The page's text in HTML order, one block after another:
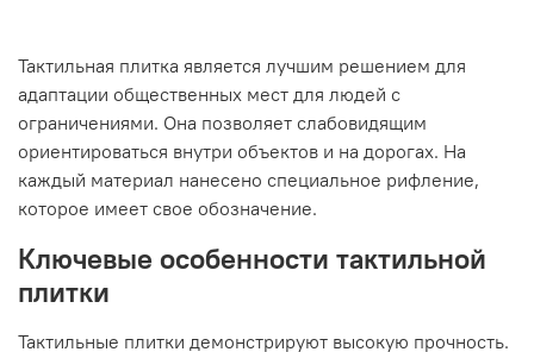
Тактильная плитка является лучшим решением для
адаптации общественных мест для людей с
ограничениями. Она позволяет слабовидящим
ориентироваться внутри объектов и на дорогах. На
каждый материал нанесено специальное рифление,
которое имеет свое обозначение.
Ключевые особенности тактильной
плитки
Тактильные плитки демонстрируют высокую прочность.